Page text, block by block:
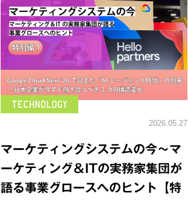
2026.05.27
マーケティングシステムの今～マ
ーケティング＆ITの実務家集団が
語る事業グロースへのヒント【特